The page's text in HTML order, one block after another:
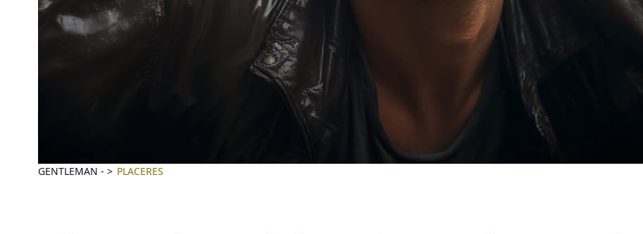
GENTLEMAN - PLACERES